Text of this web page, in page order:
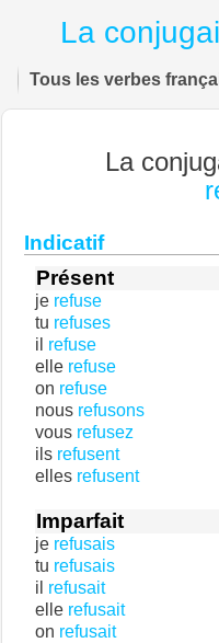
La
Tous les verbes
La
Indicatif
Présent
je refuse
tu refuses
il refuse
elle refuse
on refuse
nous refusons
vous refusez
ils refusent
elles refusent
Imparfait
je refusais
tu refusais
il refusait
elle refusait
on refusait